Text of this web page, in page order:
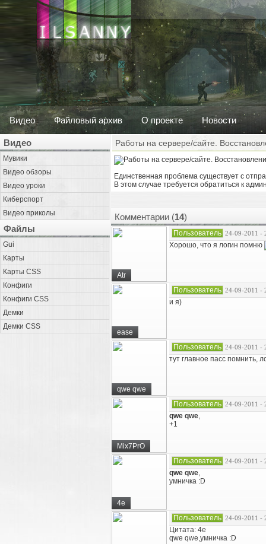
Видео Файловый архив О проекте Новости
Видео
Мувики
Видео обзоры
Видео уроки
Киберспорт
Видео приколы
Файлы
Gui
Карты
Карты CSS
Конфиги
Конфиги CSS
Демки
Демки CSS
Работы на сервере/сайте.
Единственная проблема существует с
В этом случае требуется обратиться к
Комментарии (14)
Atr
Пользователь 24-09-2011 -
Хорошо, что я логин помню
ease
Пользователь 24-09-2011 -
и я)
qwe qwe
Пользователь 24-09-2011 -
тут главное пасс помнить,
Mix7PrO
Пользователь 24-09-2011 -
qwe qwe,
+1
4e
Пользователь 24-09-2011 -
qwe qwe,
умничка :D
Пользователь 24-09-2011 -
Цитата: 4e
qwe qwe,умничка :D